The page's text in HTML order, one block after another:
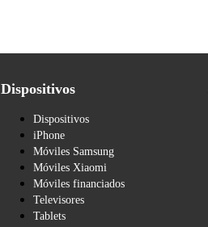
Dispositivos
Dispositivos
iPhone
Móviles Samsung
Móviles Xiaomi
Móviles financiados
Televisores
Tablets